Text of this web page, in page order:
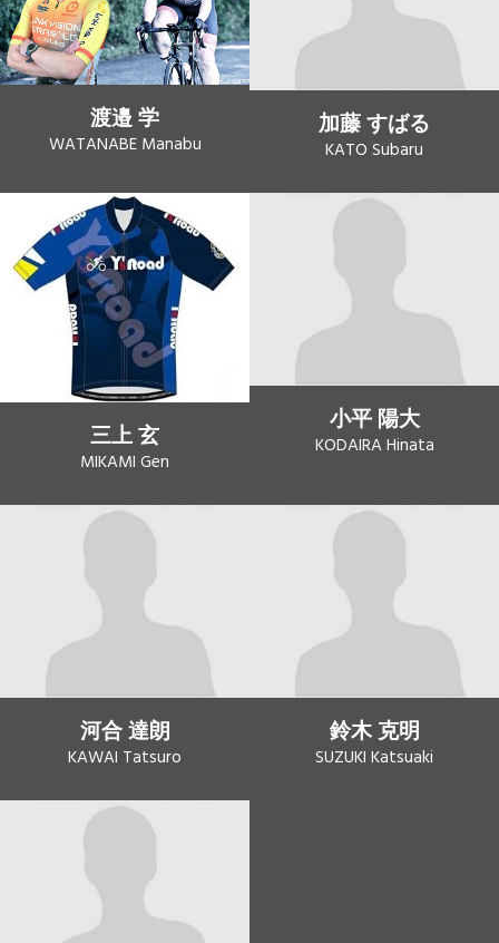
渡邉 学
WATANABE Manabu
加藤 すばる
KATO Subaru
三上 玄
MIKAMI Gen
小平 陽大
KODAIRA Hinata
河合 達朗
KAWAI Tatsuro
鈴木 克明
SUZUKI Katsuaki